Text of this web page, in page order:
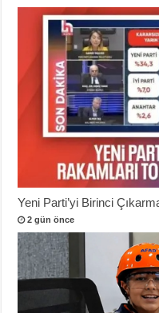
Yeni Parti’yi Birinci
2 gün önce